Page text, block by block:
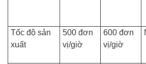
Tốc độ sản
xuất
500 đơn
vị/giờ
600 đơn
vị/giờ